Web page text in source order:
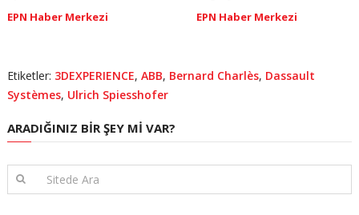
EPN Haber Merkezi EPN Haber Merkezi
Etiketler: 3DEXPERIENCE, ABB, Bernard Charlès, Dassault
Systèmes, Ulrich Spiesshofer
ARADIĞINIZ BIR ŞEY MI VAR?